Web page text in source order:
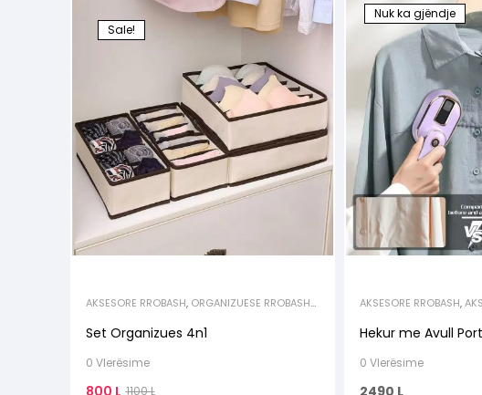
Sale!
AKSESORE RROBASH, ORGANIZUESE RROBASH
Set Organizues 4n1
0 Vlerësime
1100L
Nuk ka gjëndje
AKSESORE RROBASH,
Hekur me Avull
0 Vlerësime